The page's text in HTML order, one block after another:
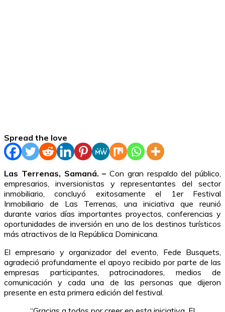
Spread the love
Las Terrenas, Samaná. – Con gran respaldo del público,
empresarios, inversionistas y representantes del sector
inmobiliario, concluyó exitosamente el 1er Festival
Inmobiliario de Las Terrenas, una iniciativa que reunió
durante varios días importantes proyectos, conferencias y
oportunidades de inversión en uno de los destinos turísticos
más atractivos de la República Dominicana.
El empresario y organizador del evento, Fede Busquets,
agradeció profundamente el apoyo recibido por parte de las
empresas participantes, patrocinadores, medios de
comunicación y cada una de las personas que dijeron
presente en esta primera edición del festival.